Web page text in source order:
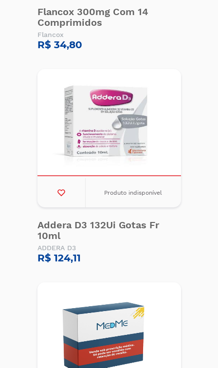
Flancox 300mg Com 14
Comprimidos
Flancox
R$ 34,80
Produto indisponível
Addera D3 132Ui Gotas Fr
10ml
ADDERA D3
R$ 124,11